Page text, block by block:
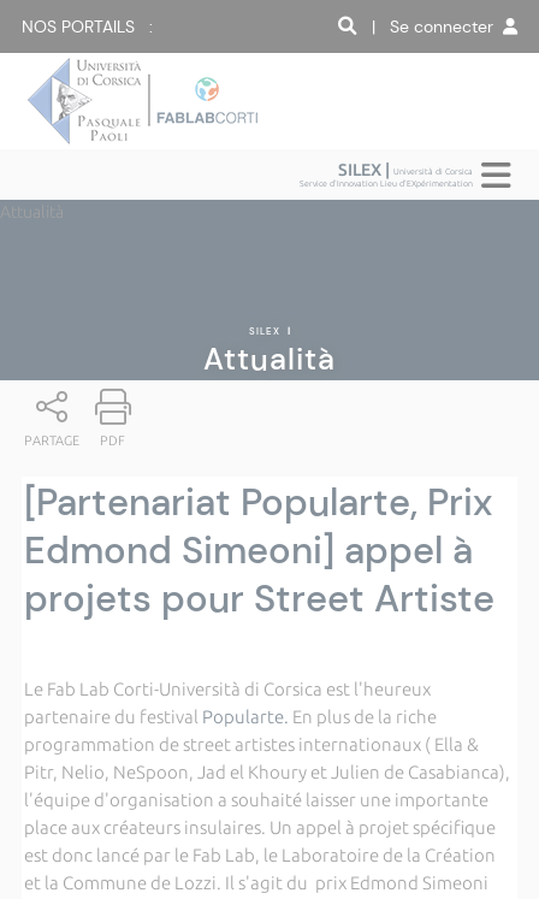
NOS PORTAILS : | Se connecter
SILEX |Università di Corsica
Service d'Innovation Lieu d'EXpérimentation
Attualità
SILEX |
Attualità
PARTAGE PDF
[Partenariat Popularte, Prix
Edmond Simeoni] appel à
projets pour Street Artiste
Le Fab Lab Corti-Università di Corsica est l'heureux
partenaire du festival Popularte. En plus de la riche
programmation de street artistes internationaux ( Ella &
Pitr, Nelio, NeSpoon, Jad el Khoury et Julien de Casabianca),
l'équipe d'organisation a souhaité laisser une importante
place aux créateurs insulaires. Un appel à projet spécifique
est donc lancé par le Fab Lab, le Laboratoire de la Création
et la Commune de Lozzi. Il s'agit du prix Edmond Simeoni